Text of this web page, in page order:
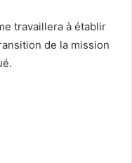
travaillera à établir
de la mission